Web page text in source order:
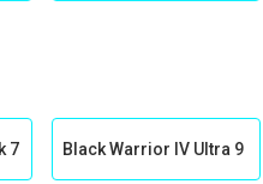
7 Black Warrior IV Ultra 9